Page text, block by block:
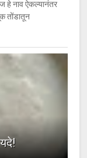
हे नाव ऐकल्यानंतर
तोंडातून